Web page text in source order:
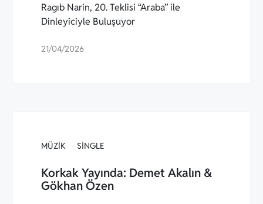
Ragıb Narin, 20. Teklisi “Araba” ile
Dinleyiciyle Buluşuyor
21/04/2026
MÜZIK SINGLE
Korkak Yayında: Demet Akalın &
Gökhan Özen